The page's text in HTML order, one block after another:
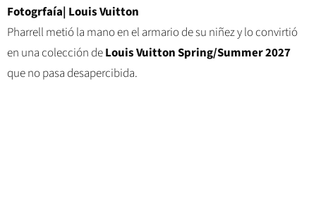
Fotogrfaía| Louis Vuitton
Pharrell metió la mano en el armario de su niñez y lo convirtió
en una colección deLouis Vuitton Spring/Summer 2027
que no pasa desapercibida.